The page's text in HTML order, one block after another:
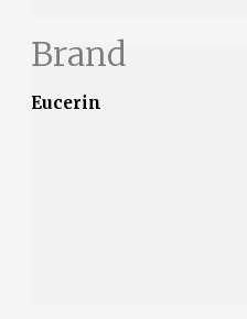
Brand
Eucerin